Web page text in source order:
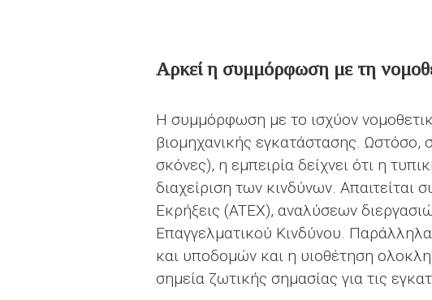
Αρκεί η συμμόρφωση με τη
Η συμμόρφωση με το ισχύον
βιομηχανικής εγκατάστασης. Ωστόσο,
σκόνες), η εμπειρία δείχνει ότι η
διαχείριση των κινδύνων.
Εκρήξεις (ATEX), αναλύσεων
Επαγγελματικού Κινδύνου.
και υποδομών και η υιοθέτηση
σημεία ζωτικής σημασίας για τις